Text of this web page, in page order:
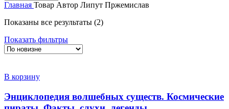
Главная Товар Автор Липут Пржемислав
Показаны все результаты (2)
Показать фильтры
В корзину
Энциклопедия волшебных существ. Космические